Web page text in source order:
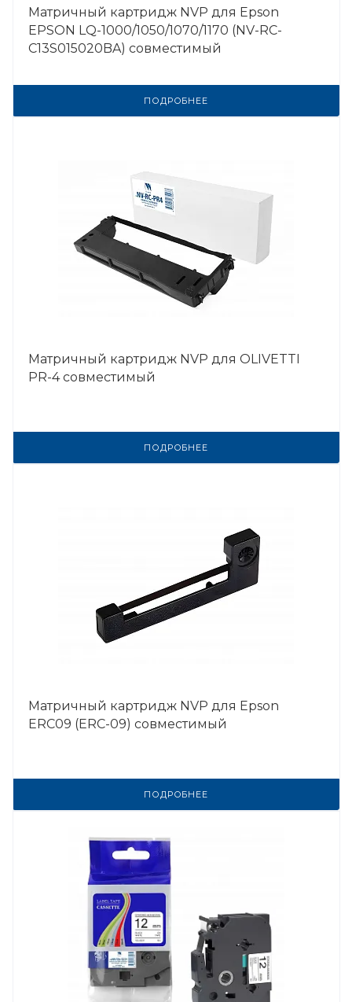
Матричный картридж NVP для Epson
EPSON LQ-1000/1050/1070/1170 (NV-RC-
C13S015020BA) совместимый
ПОДРОБНЕЕ
Матричный картридж NVP для OLIVETTI
PR-4 совместимый
ПОДРОБНЕЕ
Матричный картридж NVP для Epson
ERC09 (ERC-09) совместимый
ПОДРОБНЕЕ